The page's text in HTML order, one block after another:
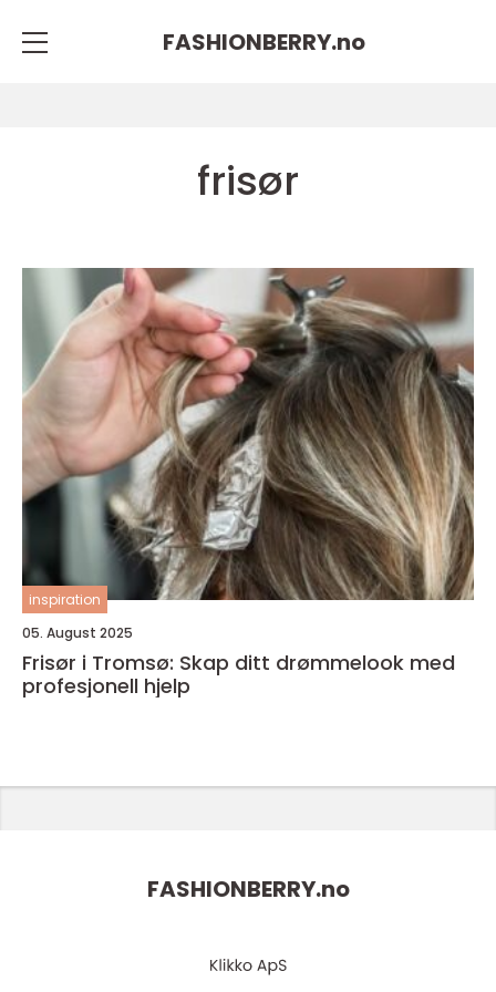
FASHIONBERRY.no
frisør
inspiration
05. August 2025
Frisør i Tromsø: Skap ditt drømmelook med
profesjonell hjelp
FASHIONBERRY.no